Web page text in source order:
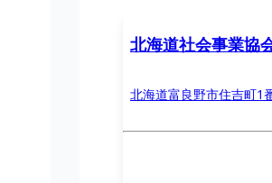
北海道社会事業協
北海道富良野市住吉町1